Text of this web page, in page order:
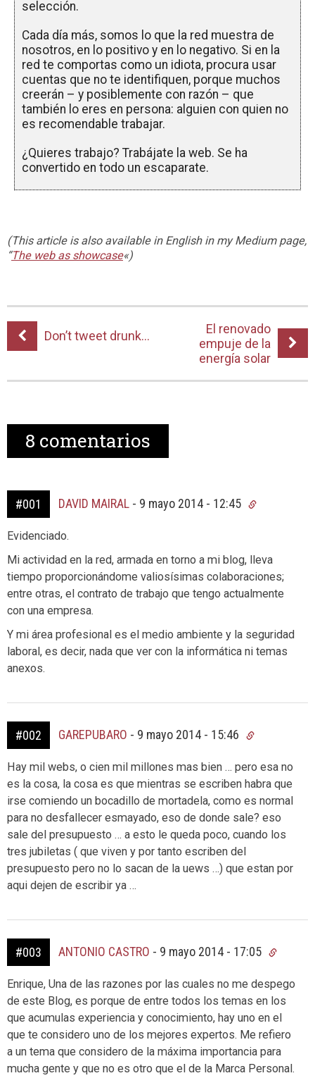
selección.
Cada día más, somos lo que la red muestra de
nosotros, en lo positivo y en lo negativo. Si en la
red te comportas como un idiota, procura usar
cuentas que no te identifiquen, porque muchos
creerán – y posiblemente con razón – que
también lo eres en persona: alguien con quien no
es recomendable trabajar.
¿Quieres trabajo? Trabájate la web. Se ha
convertido en todo un escaparate.
(This article is also available in English in my Medium page,
“The web as showcase«)
Don’t tweet drunk…
El renovado
empuje de la
energía solar
8 comentarios
#001 DAVID MAIRAL - 9 mayo 2014 - 12:45
Evidenciado.
Mi actividad en la red, armada en torno a mi blog, lleva
tiempo proporcionándome valiosísimas colaboraciones;
entre otras, el contrato de trabajo que tengo actualmente
con una empresa.
Y mi área profesional es el medio ambiente y la seguridad
laboral, es decir, nada que ver con la informática ni temas
anexos.
#002 GAREPUBARO - 9 mayo 2014 - 15:46
Hay mil webs, o cien mil millones mas bien … pero esa no
es la cosa, la cosa es que mientras se escriben habra que
irse comiendo un bocadillo de mortadela, como es normal
para no desfallecer esmayado, eso de donde sale? eso
sale del presupuesto … a esto le queda poco, cuando los
tres jubiletas ( que viven y por tanto escriben del
presupuesto pero no lo sacan de la uews …) que estan por
aqui dejen de escribir ya …
#003 ANTONIO CASTRO - 9 mayo 2014 - 17:05
Enrique, Una de las razones por las cuales no me despego
de este Blog, es porque de entre todos los temas en los
que acumulas experiencia y conocimiento, hay uno en el
que te considero uno de los mejores expertos. Me refiero
a un tema que considero de la máxima importancia para
mucha gente y que no es otro que el de la Marca Personal.